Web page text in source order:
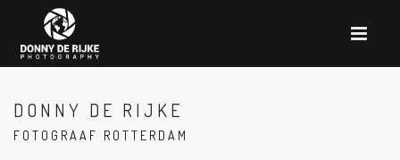
DONNY DE RIJKE
FOTOGRAAF ROTTERDAM